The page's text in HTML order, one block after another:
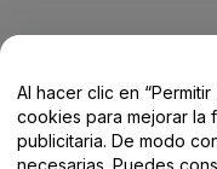
Centro de
Al hacer clic en
cookies para mejorar la
publicitaria. De modo
necesarias. Puedes